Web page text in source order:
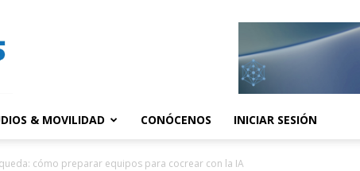
& MOVILIDAD CONÓCENOS INICIAR SESIÓN
cómo preparar equipos para cocrear con la IA